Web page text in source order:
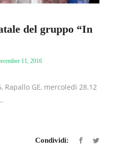
del gruppo “In
11, 2016
Rapallo GE, mercoledì 28.12
Condividi: